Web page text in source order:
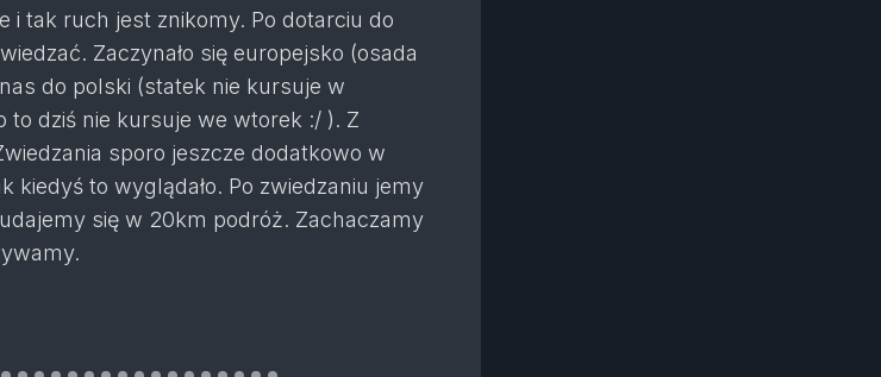
i tak ruch jest znikomy. Po dotarciu do
Zaczynało się europejsko (osada
do polski (statek nie kursuje w
to dziś nie kursuje we wtorek :/ ). Z
sporo jeszcze dodatkowo w
kiedyś to wyglądało. Po zwiedzaniu jemy
się w 20km podróż. Zachaczamy